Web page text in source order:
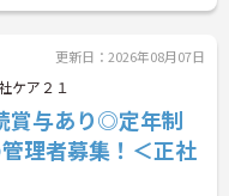
更新日：2026年08月07日
ケア２１
賞与あり◎定年制
理者募集！＜正社